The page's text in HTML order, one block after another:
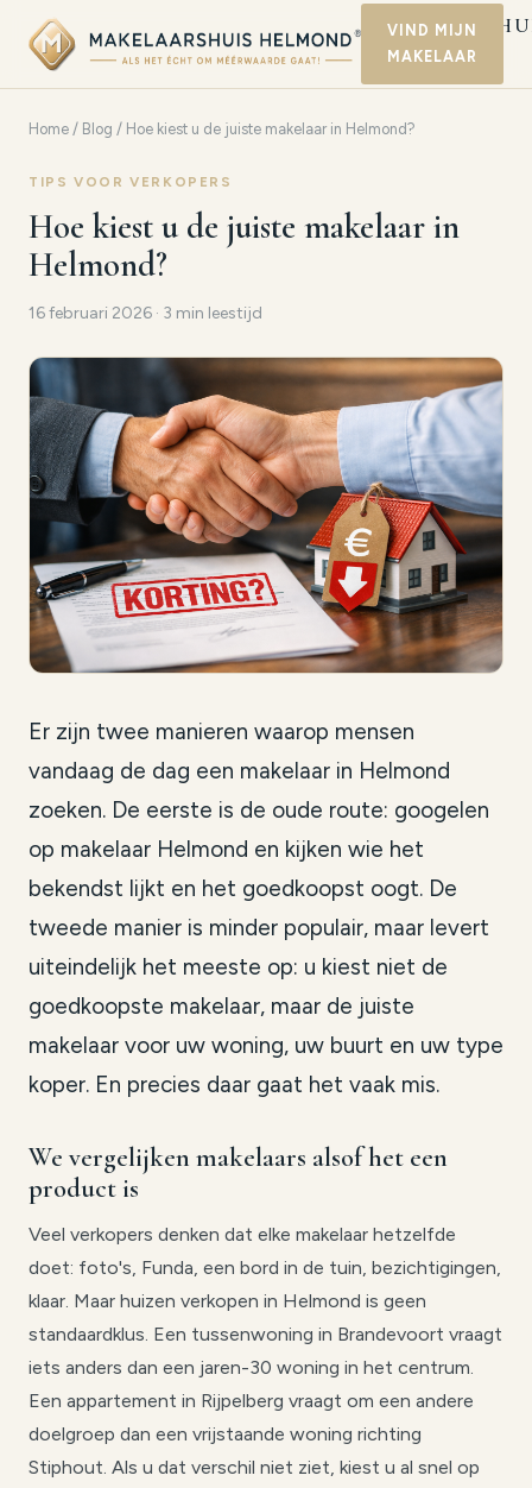
HELMOND
VIND MIJN
MAKELAAR
Home / Blog / Hoe kiest u de juiste makelaar in Helmond?
TIPS VOOR VERKOPERS
Hoe kiest u de juiste makelaar in
Helmond?
16 februari 2026 · 3 min leestijd
Er zijn twee manieren waarop mensen
vandaag de dag een makelaar in Helmond
zoeken. De eerste is de oude route: googelen
op makelaar Helmond en kijken wie het
bekendst lijkt en het goedkoopst oogt. De
tweede manier is minder populair, maar levert
uiteindelijk het meeste op: u kiest niet de
goedkoopste makelaar, maar de juiste
makelaar voor uw woning, uw buurt en uw type
koper. En precies daar gaat het vaak mis.
We vergelijken makelaars alsof het een
product is
Veel verkopers denken dat elke makelaar hetzelfde
doet: foto's, Funda, een bord in de tuin, bezichtigingen,
klaar. Maar huizen verkopen in Helmond is geen
standaardklus. Een tussenwoning in Brandevoort vraagt
iets anders dan een jaren-30 woning in het centrum.
Een appartement in Rijpelberg vraagt om een andere
doelgroep dan een vrijstaande woning richting
Stiphout. Als u dat verschil niet ziet, kiest u al snel op